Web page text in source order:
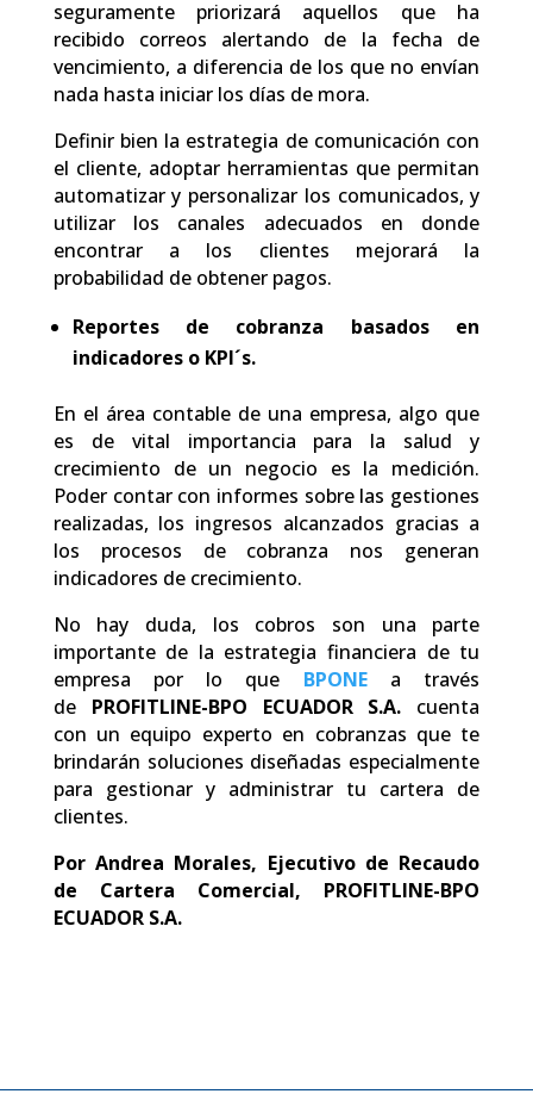
seguramente priorizará aquellos que ha
recibido correos alertando de la fecha de
vencimiento, a diferencia de los que no envían
nada hasta iniciar los días de mora.
Definir bien la estrategia de comunicación con
el cliente, adoptar herramientas que permitan
automatizar y personalizar los comunicados, y
utilizar los canales adecuados en donde
encontrar a los clientes mejorará la
probabilidad de obtener pagos.
Reportes de cobranza basados en
indicadores o KPI´s.
En el área contable de una empresa, algo que
es de vital importancia para la salud y
crecimiento de un negocio es la medición.
Poder contar con informes sobre las gestiones
realizadas, los ingresos alcanzados gracias a
los procesos de cobranza nos generan
indicadores de crecimiento.
No hay duda, los cobros son una parte
importante de la estrategia financiera de tu
empresa por lo que BPONE
a través
de PROFITLINE-BPO ECUADOR S.A.
cuenta
con un equipo experto en cobranzas que te
brindarán soluciones diseñadas especialmente
para gestionar y administrar tu cartera de
clientes.
Por Andrea Morales, Ejecutivo de Recaudo
de Cartera Comercial, PROFITLINE-BPO
ECUADOR S.A.